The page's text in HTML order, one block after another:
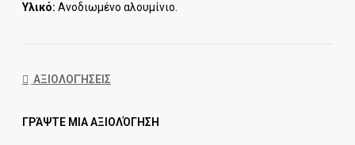
Υλικό: Ανoδιωμένο αλουμίνιο.
ΑΞΙΟΛΟΓΉΣΕΙΣ
ΓΡΆΨΤΕ ΜΙΑ ΑΞΙΟΛΌΓΗΣΗ